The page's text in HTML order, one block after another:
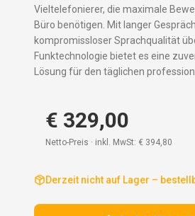
Vieltelefonierer, die maximale
Büro benötigen. Mit langer
kompromissloser Sprachqualität
Funktechnologie bietet es eine
Lösung für den täglichen
€ 329,00
Netto-Preis · inkl. MwSt: € 394,80
Derzeit nicht auf Lager –